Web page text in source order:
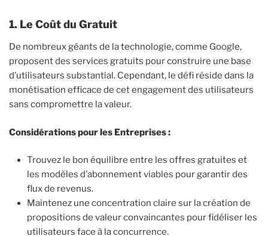
1. Le Coût du Gratuit
De nombreux géants de la technologie, comme Google,
proposent des services gratuits pour construire une base
d’utilisateurs substantial. Cependant, le défi réside dans la
monétisation efficace de cet engagement des utilisateurs
sans compromettre la valeur.
Considérations pour les Entreprises :
Trouvez le bon équilibre entre les offres gratuites et
les modèles d’abonnement viables pour garantir des
flux de revenus.
Maintenez une concentration claire sur la création de
propositions de valeur convaincantes pour fidéliser les
utilisateurs face à la concurrence.